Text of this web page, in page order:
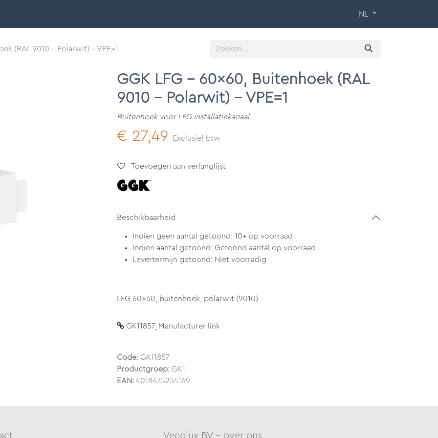
NL
(RAL 9010 - Polarwit) - VPE=1
GGK LFG - 60x60, Buitenhoek (RAL
9010 - Polarwit) - VPE=1
Buitenhoek voor LFG installatiekanaal
€ 27,49 Exclusief btw
Toevoegen aan verlanglijst
Beschikbaarheid
Indien geen aantal getoond: 10+ op voorraad
Indien aantal getoond: Getoond aantal op voorraad
Levertermijn getoond: Niet voorradig
LFG 60x60, buitenhoek, polarwit (9010)
GK11857_Manufacturer link
Code: GK11857
Productgroep: GK1
EAN: 4018475254169
Vecolux BV - over ons